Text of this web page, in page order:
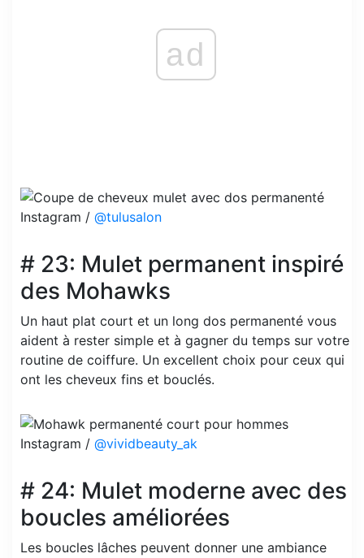
ad
Instagram / @tulusalon
# 23: Mulet permanent inspiré
des Mohawks
Un haut plat court et un long dos permanenté vous
aident à rester simple et à gagner du temps sur votre
routine de coiffure. Un excellent choix pour ceux qui
ont les cheveux fins et bouclés.
Instagram / @vividbeauty_ak
# 24: Mulet moderne avec des
boucles améliorées
Les boucles lâches peuvent donner une ambiance